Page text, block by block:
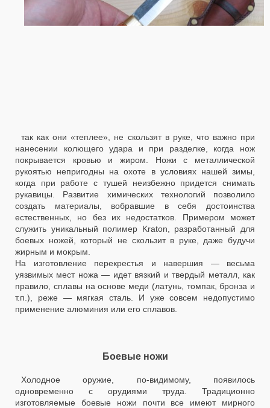
так как они «теплее», не скользят в руке, что важно при
нанесении колющего удара и при разделке, когда нож
покрывается кровью и жиром. Ножи с металлической
рукоятью непригодны на охоте в условиях нашей зимы,
когда при работе с тушей неизбежно придется снимать
рукавицы. Развитие химических технологий позволило
создать материалы, вобравшие в себя достоинства
естественных, но без их недостатков. Примером может
служить уникальный полимер Kraton, разработанный для
боевых ножей, который не скользит в руке, даже будучи
жирным и мокрым.
На изготовление перекрестья и навершия — весьма
уязвимых мест ножа — идет вязкий и твердый металл, как
правило, сплавы на основе меди (латунь, томпак, бронза и
т.п.), реже — мягкая сталь. И уже совсем недопустимо
применение алюминия или его сплавов.
Боевые ножи
Холодное оружие, по-видимому, появилось
одновременно с орудиями труда. Традиционно
изготовляемые боевые ножи почти все имеют мирного